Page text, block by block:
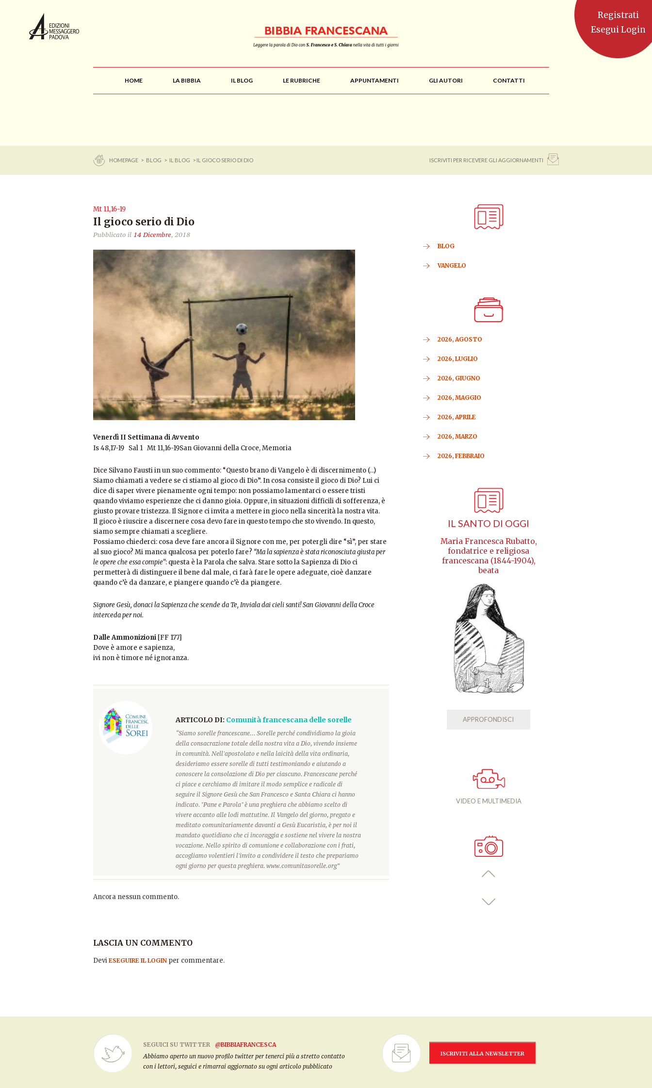
HOME LA BIBBIA IL BLOG LE RUBRICHE APPUNTAMENTI GLI AUTORI CONTATTI
HOMEPAGE > BLOG > IL BLOG > IL GIOCO SERIO DI DIO ISCRIVITI PER RICEVERE GLI AGGIORNAMENTI
Mt 11,16-19
Il gioco serio di Dio
Pubblicato il 14 Dicembre, 2018
Venerdì II Settimana di Avvento
Is 48,17-19 Sal 1 Mt 11,16-19San Giovanni della Croce, Memoria
Dice Silvano Fausti in un suo commento: “Questo brano di Vangelo è di discernimento (…)
Siamo chiamati a vedere se ci stiamo al gioco di Dio”. In cosa consiste il gioco di Dio? Lui ci
dice di saper vivere pienamente ogni tempo: non possiamo lamentarci o essere tristi
quando viviamo esperienze che ci danno gioia. Oppure, in situazioni difficili di sofferenza, è
giusto provare tristezza. Il Signore ci invita a mettere in gioco nella sincerità la nostra vita.
Il gioco è riuscire a discernere cosa devo fare in questo tempo che sto vivendo. In questo,
siamo sempre chiamati a scegliere.
Possiamo chiederci: cosa deve fare ancora il Signore con me, per potergli dire “sì”, per stare
al suo gioco? Mi manca qualcosa per poterlo fare? “Ma la sapienza è stata riconosciuta giusta per
le opere che essa compie”: questa è la Parola che salva. Stare sotto la Sapienza di Dio ci
permetterà di distinguere il bene dal male, ci farà fare le opere adeguate, cioè danzare
quando c’è da danzare, e piangere quando c’è da piangere.
Signore Gesù, donaci la Sapienza che scende da Te, Inviala dai cieli santi! San Giovanni della Croce
interceda per noi.
Dalle Ammonizioni [FF 177]
Dove è amore e sapienza,
ivi non è timore né ignoranza.
ARTICOLO DI: Comunità francescana delle sorelle
“Siamo sorelle francescane... Sorelle perché condividiamo la gioia
della consacrazione totale della nostra vita a Dio, vivendo insieme
in comunità. Nell'apostolato e nella laicità della vita ordinaria,
desideriamo essere sorelle di tutti testimoniando e aiutando a
conoscere la consolazione di Dio per ciascuno. Francescane perché
ci piace e cerchiamo di imitare il modo semplice e radicale di
seguire il Signore Gesù che San Francesco e Santa Chiara ci hanno
indicato. "Pane e Parola" è una preghiera che abbiamo scelto di
vivere accanto alle lodi mattutine. Il Vangelo del giorno, pregato e
meditato comunitariamente davanti a Gesù Eucaristia, è per noi il
mandato quotidiano che ci incoraggia e sostiene nel vivere la nostra
vocazione. Nello spirito di comunione e collaborazione con i frati,
accogliamo volentieri l'invito a condividere il testo che prepariamo
ogni giorno per questa preghiera. www.comunitasorelle.org”
Ancora nessun commento.
LASCIA UN COMMENTO
Devi ESEGUIRE IL LOGIN per commentare.
BLOG
VANGELO
2026, AGOSTO
2026, LUGLIO
2026, GIUGNO
2026, MAGGIO
2026, APRILE
2026, MARZO
2026, FEBBRAIO
IL SANTO DI OGGI
Maria Francesca Rubatto,
fondatrice e religiosa
francescana (1844-1904),
beata
APPROFONDISCI
VIDEO E MULTIMEDIA
SEGUICI SU TWITTER
@BIBBIAFRANCESCA
Abbiamo aperto un nuovo profilo twitter per tenerci più a stretto contatto
con i lettori, seguici e rimarrai aggiornato su ogni articolo pubblicato
ISCRIVITI ALLA NEWSLETTER
Registrati
Esegui Login